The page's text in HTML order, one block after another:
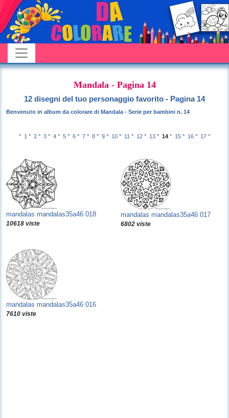
Mandala - Pagina 14
12 disegni del tuo personaggio favorito - Pagina 14
Benvenuto in album da colorare di Mandala - Serie per bambini n. 14
° 1 ° 2 ° 3 ° 4 ° 5 ° 6 ° 7 ° 8 ° 9 ° 10 ° 11 ° 12 ° 13 ° 14 ° 15 ° 16 ° 17 °
mandalas mandalas35a46 018
10618 viste
mandalas mandalas35a46 017
6802 viste
mandalas mandalas35a46 016
7610 viste